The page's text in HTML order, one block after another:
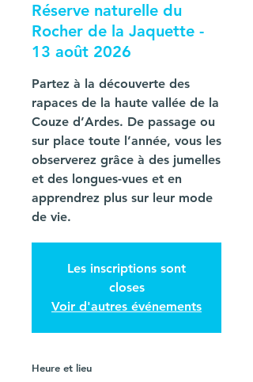
Réserve naturelle du
Rocher de la Jaquette -
13 août 2026
Partez à la découverte des
rapaces de la haute vallée de la
Couze d’Ardes. De passage ou
sur place toute l’année, vous les
observerez grâce à des jumelles
et des longues-vues et en
apprendrez plus sur leur mode
de vie.
Les inscriptions sont
closes
Voir d'autres événements
Heure et lieu